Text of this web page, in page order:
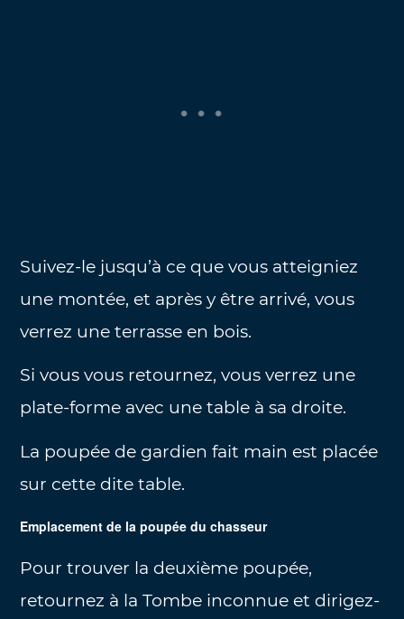
Suivez-le jusqu’à ce que vous atteigniez
une montée, et après y être arrivé, vous
verrez une terrasse en bois.
Si vous vous retournez, vous verrez une
plate-forme avec une table à sa droite.
La poupée de gardien fait main est placée
sur cette dite table.
Emplacement de la poupée du chasseur
Pour trouver la deuxième poupée,
retournez à la Tombe inconnue et dirigez-